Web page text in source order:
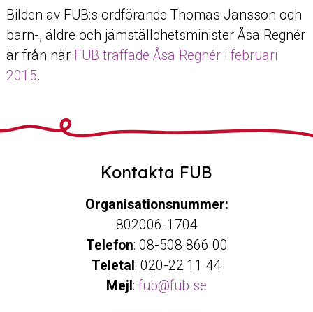
Bilden av FUB:s ordförande Thomas Jansson och
barn-, äldre och jämställdhetsminister Åsa Regnér
är från när FUB träffade Åsa Regnér i februari
2015.
Kontakta FUB
Organisationsnummer:
802006-1704
Telefon: 08-508 866 00
Teletal : 020-22 11 44
Mejl : fub@fub.se